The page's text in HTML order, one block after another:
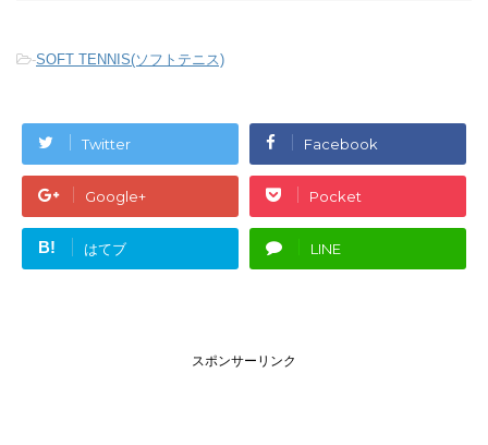
-SOFT TENNIS(ソフトテニス)
Twitter Facebook
Google+ Pocket
B! はてブ LINE
スポンサーリンク